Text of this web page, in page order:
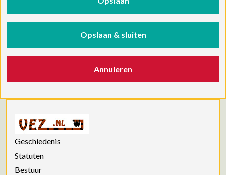
Opslaan & sluiten
Annuleren
Geschiedenis
Statuten
Bestuur